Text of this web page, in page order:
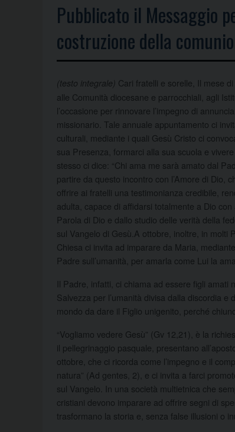
Pubblicato il Messaggio
costruzione della
(testo integrale) Cari fratelli e sorelle, Il mese
alle Comunità diocesane e parrocchiali, agli
l’occasione per rinnovare l’impegno di
missionario. Tale annuale appuntamento ci
culturali, mediante i quali Gesù Cristo ci
sua Presenza, formarci alla sua scuola e
stesso ci dice: “Chi ama me sarà amato dal
partire da questo incontro con l’Amore di Dio,
offrire ai fratelli una testimonianza credibile,
adulta, capace di affidarsi totalmente a Dio
Parola di Dio e dallo studio delle verità della
sul Vangelo di Gesù.A ottobre, inoltre, in molti
Chiesa ci invita ad imparare da Maria,
Padre sull’umanità, per amarla come Lui la
Il Padre, infatti, ci chiama ad essere figli amati
Salvezza per l’umanità divisa dalla discordia
mondo da dare il Figlio unigenito, perché
“Vogliamo vedere Gesù” (Gv 12,21), è la
il pellegrinaggio pasquale, presentano
ottobre, che ci ricorda come l’impegno e il
natura” (Ad gentes, 2), e ci invita a farci
sul Vangelo. In una società multietnica che
cristiani devono imparare ad offrire segni di
trasformano la storia e, senza false illusioni o